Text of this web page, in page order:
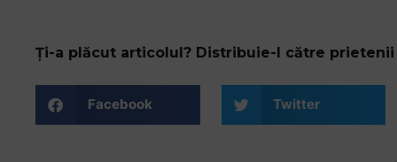
Ți-a plăcut articolul? Distribuie-l către prietenii
Facebook Twitter